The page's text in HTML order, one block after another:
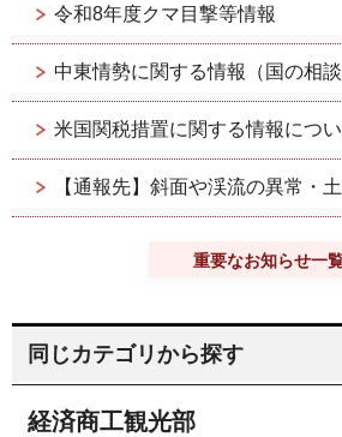
令和8年度クマ目撃等情報
中東情勢に関する情報（国の相談
米国関税措置に関する情報につ
【通報先】斜面や渓流の異常・
重要なお知らせ一
同じカテゴリから探す
経済商工観光部